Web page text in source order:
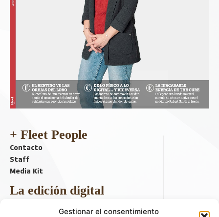
Gestionar el consentimiento
+ Fleet People
Contacto
Staff
Media Kit
La edición digital
Descargar último ejemplar